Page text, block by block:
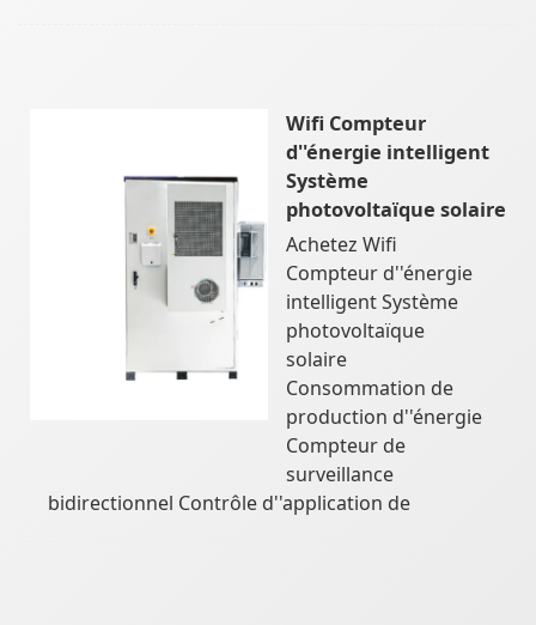
Wifi Compteur
d''énergie intelligent
Système
photovoltaïque solaire
Achetez Wifi
Compteur d''énergie
intelligent Système
photovoltaïque
solaire
Consommation de
production d''énergie
Compteur de
surveillance
bidirectionnel Contrôle d''application de